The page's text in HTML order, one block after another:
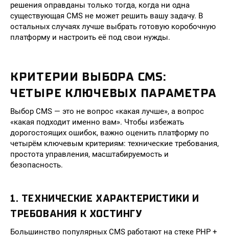
решения оправданы только тогда, когда ни одна
существующая CMS не может решить вашу задачу. В
остальных случаях лучше выбрать готовую коробочную
платформу и настроить её под свои нужды.
КРИТЕРИИ ВЫБОРА CMS:
ЧЕТЫРЕ КЛЮЧЕВЫХ ПАРАМЕТРА
Выбор CMS — это не вопрос «какая лучше», а вопрос
«какая подходит именно вам». Чтобы избежать
дорогостоящих ошибок, важно оценить платформу по
четырём ключевым критериям: технические требования,
простота управления, масштабируемость и
безопасность.
1. ТЕХНИЧЕСКИЕ ХАРАКТЕРИСТИКИ И
ТРЕБОВАНИЯ К ХОСТИНГУ
Большинство популярных CMS работают на стеке PHP +